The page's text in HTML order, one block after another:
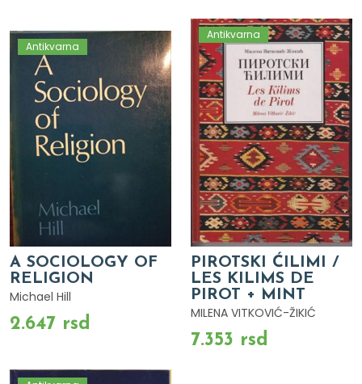
Antikvarna
A SOCIOLOGY OF
RELIGION
Michael Hill
2.647 rsd
Antikvarna
PIROTSKI ĆILIMI /
LES KILIMS DE
PIROT + MINT
MILENA VITKOVIĆ-ŽIKIĆ
7.353 rsd